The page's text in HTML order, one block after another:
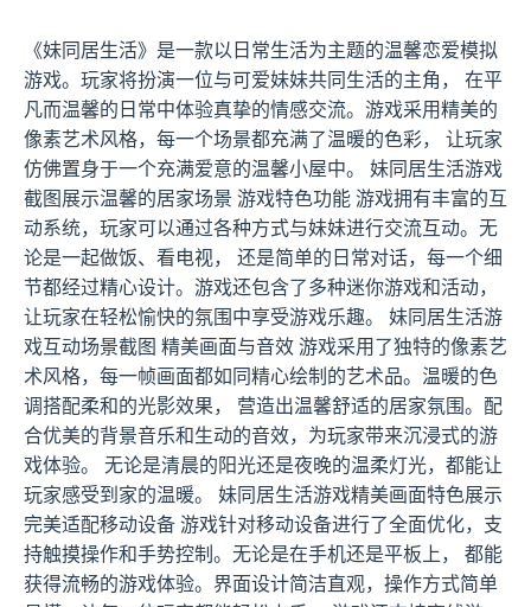
《妹同居生活》是一款以日常生活为主题的温馨恋爱模拟
游戏。玩家将扮演一位与可爱妹妹共同生活的主角， 在平
凡而温馨的日常中体验真挚的情感交流。游戏采用精美的
像素艺术风格，每一个场景都充满了温暖的色彩， 让玩家
仿佛置身于一个充满爱意的温馨小屋中。 妹同居生活游戏
截图展示温馨的居家场景 游戏特色功能 游戏拥有丰富的互
动系统，玩家可以通过各种方式与妹妹进行交流互动。无
论是一起做饭、看电视， 还是简单的日常对话，每一个细
节都经过精心设计。游戏还包含了多种迷你游戏和活动，
让玩家在轻松愉快的氛围中享受游戏乐趣。 妹同居生活游
戏互动场景截图 精美画面与音效 游戏采用了独特的像素艺
术风格，每一帧画面都如同精心绘制的艺术品。温暖的色
调搭配柔和的光影效果， 营造出温馨舒适的居家氛围。配
合优美的背景音乐和生动的音效，为玩家带来沉浸式的游
戏体验。 无论是清晨的阳光还是夜晚的温柔灯光，都能让
玩家感受到家的温暖。 妹同居生活游戏精美画面特色展示
完美适配移动设备 游戏针对移动设备进行了全面优化，支
持触摸操作和手势控制。无论是在手机还是平板上， 都能
获得流畅的游戏体验。界面设计简洁直观，操作方式简单